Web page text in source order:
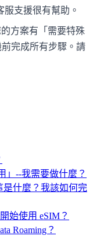
支援很有幫助。
方案有「需要特殊
完成所有步驟。請
」--我需要做什麼？
是什麼？我該如何完
始使用 eSIM？
Roaming？